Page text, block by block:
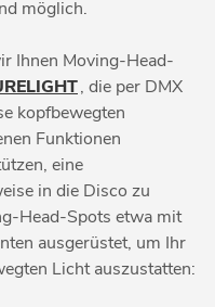
möglich.
Ihnen Moving-Head-
, die per DMX
kopfbewegten
Funktionen
eine
in die Disco zu
Head-Spots etwa mit
ausgerüstet, um Ihr
Licht auszustatten: